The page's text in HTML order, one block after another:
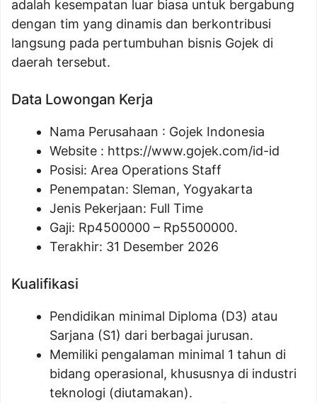
adalah kesempatan luar biasa untuk bergabung
dengan tim yang dinamis dan berkontribusi
langsung pada pertumbuhan bisnis Gojek di
daerah tersebut.
Data Lowongan Kerja
Nama Perusahaan : Gojek Indonesia
Website : https://www.gojek.com/id-id
Posisi: Area Operations Staff
Penempatan: Sleman, Yogyakarta
Jenis Pekerjaan: Full Time
Gaji: Rp4500000 – Rp5500000.
Terakhir: 31 Desember 2026
Kualifikasi
Pendidikan minimal Diploma (D3) atau
Sarjana (S1) dari berbagai jurusan.
Memiliki pengalaman minimal 1 tahun di
bidang operasional, khususnya di industri
teknologi (diutamakan).